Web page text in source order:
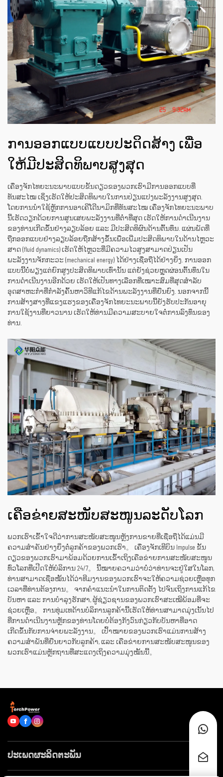
ການອອກແບບແບບປະດິດສ້າງ ເພື່ອ
ໃຫ້ມີປະສິດທິພາບສູງສຸດ
ເຄື່ອງຈັກໄທຍະນະພາບແບບຂັ້ນດຽວຂອງພວກເຮົາມີການອອກແບບທີ່
ທັນສະໄໝ ເຊິ່ງເຮັດໃຫ້ປະສິດທິພາບໃນການປ່ຽນແປງພະລັງງານສູງສຸດ.
ໂດຍການນຳໃຊ້ຫຼັກການອາເຄີໂດີນາມິກທີ່ທັນສະໄໝ ເຄື່ອງຈັກໄທຍະນະພາບ
ນີ້ເຮັດວຽກດ້ວຍການສູນເສຍພະລັງງານທີ່ຕ່ຳທີ່ສຸດ ເຮັດໃຫ້ການດຳເນີນງານ
ຂອງທ່ານເກີດຂຶ້ນຢ່າງລຽບລ້ອຍ ແລະ ມີປະສິດທິຜົນດ້ານຕົ້ນທຶນ. ແຜ່ນພັດທີ່
ຖືກອອກແບບຢ່າງລຽບລ້ອຍຖືກສ້າງຂຶ້ນເພື່ອເພີ່ມປະສິດທິພາບໃນດ້ານໄຫຼວະ
ສາດ (fluid dynamics) ເຮັດໃຫ້ໄຫຼວະທີ່ມີຄວາມໄວສູງສາມາດປ່ຽນເປັນ
ພະລັງງານຈັກກະວະ (mechanical energy) ໄດ້ຢ່າງເຊື່ອຖືໄດ້ຢ່າງຍິ່ງ. ການອອກ
ແບບນີ້ບໍ່ພຽງແຕ່ຍົກສູງປະສິດທິພາບເທົ່ານັ້ນ ແຕ່ຍັງຊ່ວຍຫຼຸດຜ່ອນຕົ້ນທຶນໃນ
ການດຳເນີນງານອີກດ້ວຍ ເຮັດໃຫ້ເປັນທາງເລືອກທີ່ເໝາະສົມທີ່ສຸດສຳລັບ
ອຸດສາຫະກຳທີ່ກຳລັງຄົ້ນຫາວິທີແກ້ໄຂດ້ານພະລັງງານທີ່ຍືນຍົງ. ນອກຈາກນີ້
ການສ້າງສາງທີ່ແຂງແຮງຂອງເຄື່ອງຈັກໄທຍະນະພາບນີ້ຍັງຮັບປະກັນອາຍຸ
ການໃຊ້ງານທີ່ຍາວນານ ເຮັດໃຫ້ທ່ານມີຄວາມສະບາຍໃຈຕໍ່ການລົງທຶນຂອງ
ທ່ານ.
ເຄືອຂ່າຍສະໜັບສະໜູນລະດັບໂລກ
ພວກເຮົາເຂົ້າໃຈດີວ່າການສະໜັບສະໜູນຫຼັງການຂາຍທີ່ເຊື່ອຖືໄດ້ແມ່ນມີ
ຄວາມສຳຄັນຢ່າງຍິ່ງຕໍ່ລູກຄ້າຂອງພວກເຮົາ。 ເຄື່ອງຈັກເທີບິນ Impulse ຂັ້ນ
ດຽວຂອງພວກເຮົາມາພ້ອມດ້ວຍການເຂົ້າເຖິງເຄືອຂ່າຍການສະໜັບສະໜູນ
ທົ່ວໂລກທີ່ເປີດໃຫ້ບໍລິການ 24/7。 ນີ້ໝາຍຄວາມວ່າບໍ່ວ່າທ່ານຈະຢູ່ໃສໃນໂລກ,
ທ່ານສາມາດເຊື່ອໝັ້ນໄດ້ວ່າທີມງານຂອງພວກເຮົາຈະໃຫ້ຄວາມຊ່ວຍເຫຼືອທຸກ
ເວລາທີ່ທ່ານຕ້ອງການ。 ຈາກຄຳແນະນຳໃນການຕິດຕັ້ງ ໄປຈົນເຖິງການແກ້ໄຂ
ບັນຫາ ແລະ ການບໍາລຸງຮັກສາ, ຜູ້ຊ່ຽວຊານຂອງພວກເຮົາສະເໝີພ້ອມທີ່ຈະ
ຊ່ວຍເຫຼືອ。 ການທຸ່ມເທດ້ານບໍລິການລູກຄ້ານີ້ເຮັດໃຫ້ທ່ານສາມາດມຸ່ງເນັ້ນໄປ
ທີ່ການດຳເນີນງານຫຼັກຂອງທ່ານໂດຍບໍ່ຕ້ອງກັງວົນກ່ຽວກັບບັນຫາທີ່ອາດ
ເກີດຂຶ້ນກັບການຈ່າຍພະລັງງານ。 ເປົ້າໝາຍຂອງພວກເຮົາແມ່ນການສ້າງ
ຄວາມສຳພັນທີ່ຍືນຍາວກັບລູກຄ້າ, ແລະ ເຄືອຂ່າຍການສະໜັບສະໜູນຂອງ
ພວກເຮົາແມ່ນຫຼັກຖານທີ່ສະແດງເຖິງຄວາມມຸ່ງໝັ້ນນີ້。
ປະເພດຜະລິດຕະພັນ